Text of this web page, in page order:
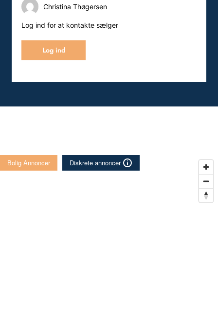
Christina Thøgersen
Log ind for at kontakte sælger
Log ind
Bolig Annoncer Diskrete annoncer